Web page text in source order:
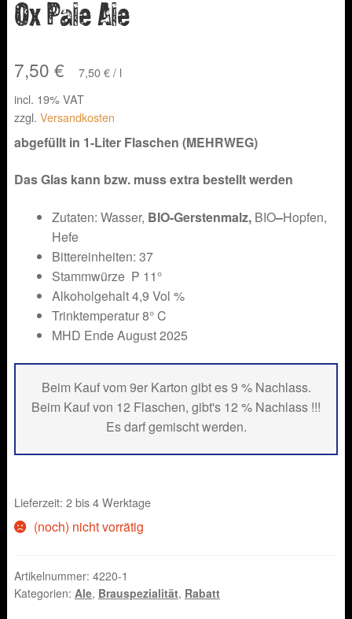
Ox Pale Ale
7,50 € 7,50€/ l
incl. 19% VAT
zzgl. Versandkosten
abgefüllt in 1-Liter Flaschen (MEHRWEG)
Das Glas kann bzw. muss extra bestellt werden
Zutaten: Wasser, BIO-Gerstenmalz, BIO–Hopfen,
Hefe
Bittereinheiten: 37
Stammwürze P 11°
Alkoholgehalt 4,9 Vol %
Trinktemperatur 8° C
MHD Ende August 2025
Beim Kauf vom 9er Karton gibt es 9 % Nachlass.
Beim Kauf von 12 Flaschen, gibt's 12 % Nachlass !!!
Es darf gemischt werden.
Lieferzeit: 2 bis 4 Werktage
(noch) nicht vorrätig
Artikelnummer: 4220-1
Kategorien: Ale, Brauspezialität, Rabatt